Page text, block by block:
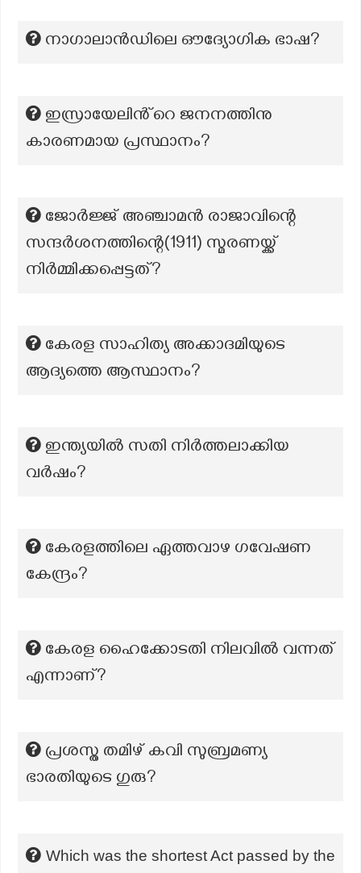
നാഗാലാൻഡിലെ ഔദ്യോഗിക ഭാഷ?
ഇസ്രായേലിൻ്റെ ജനനത്തിനു
കാരണമായ പ്രസ്ഥാനം?
ജോർജ്ജ് അഞ്ചാമൻ രാജാവിന്റെ
സന്ദർശനത്തിന്റെ(1911) സ്മരണയ്ക്ക്
നിർമ്മിക്കപ്പെട്ടത്?
കേരള സാഹിത്യ അക്കാദമിയുടെ
ആദ്യത്തെ ആസ്ഥാനം?
ഇന്ത്യയില്‍ സതി നിര്‍ത്തലാക്കിയ
വര്‍ഷം?
കേരളത്തിലെ ഏത്തവാഴ ഗവേഷണ
കേന്ദ്രം?
കേരള ഹൈക്കോടതി നിലവിൽ വന്നത്
എന്നാണ്?
പ്രശസ്ത തമിഴ് കവി സുബ്രമണ്യ
ഭാരതിയുടെ ഗുരു?
Which was the shortest Act passed by the